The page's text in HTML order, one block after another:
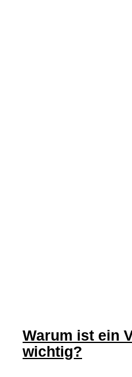
Warum ist ein
wichtig?